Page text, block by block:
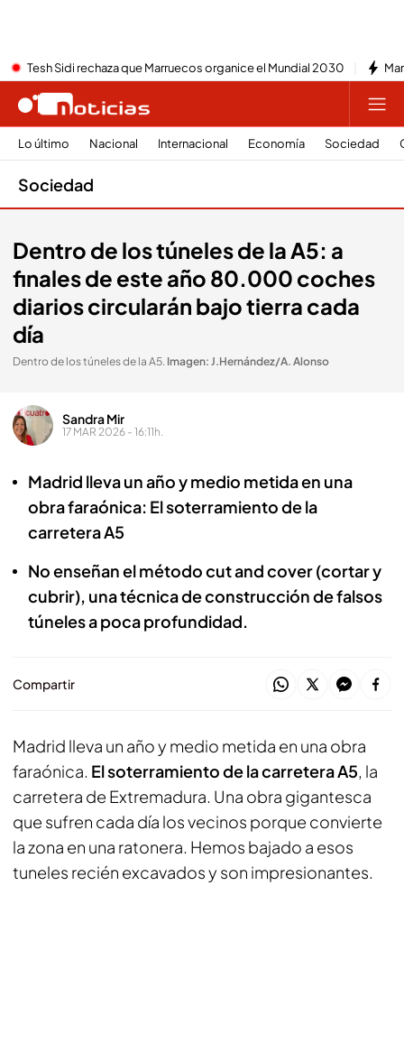
Tesh Sidi rechaza que Marruecos organice el Mundial 2030
Lo último Nacional Internacional Economía Sociedad
Sociedad
Dentro de los túneles de la A5: a
finales de este año 80.000 coches
diarios circularán bajo tierra cada
día
Dentro de los túneles de la A5. Imagen: J.Hernández/A. Alonso
Sandra Mir
17 MAR 2026 - 16:11h.
Madrid lleva un año y medio metida en una
obra faraónica: El soterramiento de la
carretera A5
No enseñan el método cut and cover (cortar y
cubrir), una técnica de construcción de falsos
túneles a poca profundidad.
Compartir
Madrid lleva un año y medio metida en una obra
faraónica. El soterramiento de la carretera A5, la
carretera de Extremadura. Una obra gigantesca
que sufren cada día los vecinos porque convierte
la zona en una ratonera. Hemos bajado a esos
tuneles recién excavados y son impresionantes.